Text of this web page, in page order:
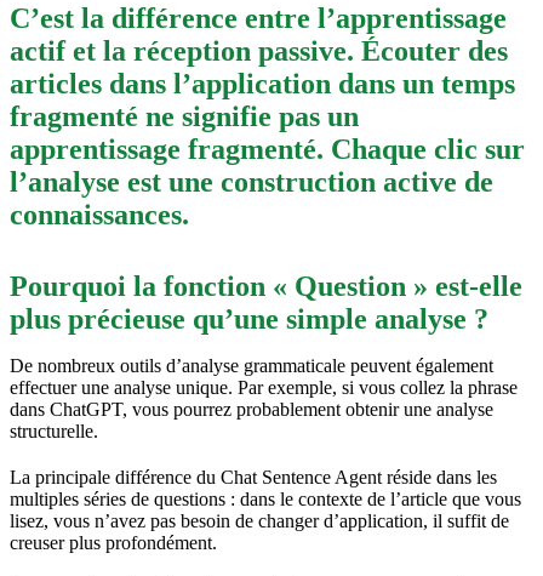
C’est la différence entre l’apprentissage
actif et la réception passive. Écouter des
articles dans l’application dans un temps
fragmenté ne signifie pas un
apprentissage fragmenté. Chaque clic sur
l’analyse est une construction active de
connaissances.
Pourquoi la fonction « Question » est-elle
plus précieuse qu’une simple analyse ?
De nombreux outils d’analyse grammaticale peuvent également
effectuer une analyse unique. Par exemple, si vous collez la phrase
dans ChatGPT, vous pourrez probablement obtenir une analyse
structurelle.
La principale différence du Chat Sentence Agent réside dans les
multiples séries de questions : dans le contexte de l’article que vous
lisez, vous n’avez pas besoin de changer d’application, il suffit de
creuser plus profondément.